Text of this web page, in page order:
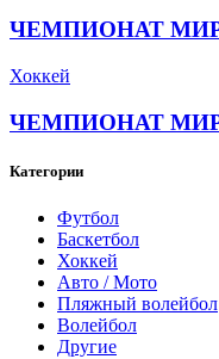
ЧЕМПИОНАТ
Хоккей
ЧЕМПИОНАТ
Категории
Футбол
Баскетбол
Хоккей
Авто / Мото
Пляжный волейбол
Волейбол
Другие